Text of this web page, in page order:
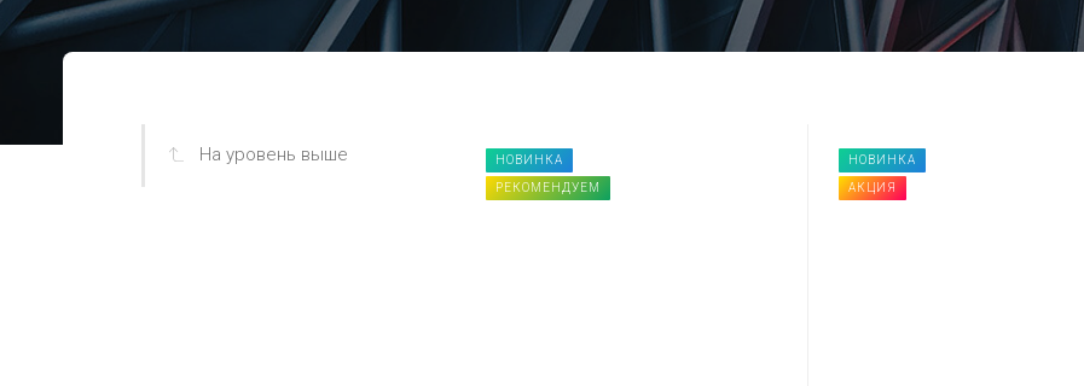
На уровень выше НОВИНКА
РЕКОМЕНДУЕМ
НОВИНКА
АКЦИЯ